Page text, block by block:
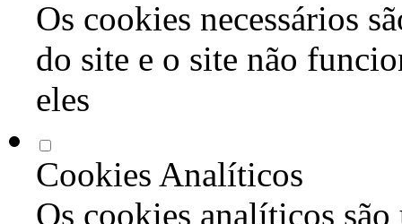
Os cookies necessários
do site e o site não
eles
Cookies Analíticos
Os cookies analíticos são